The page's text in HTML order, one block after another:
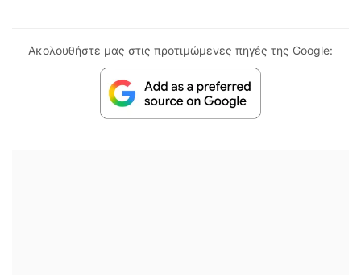
Ακολουθήστε μας στις προτιμώμενες πηγές της Google: